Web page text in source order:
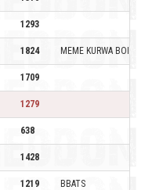
1293
1824 MEME KURWA BOIZ
1709
1279
638
1428
1219 BBATS